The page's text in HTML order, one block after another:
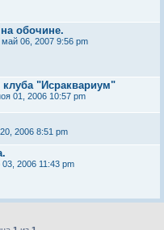
обочине.
май 06, 2007 9:56 pm
клуба "Исраквариум"
01, 2006 10:57 pm
2006 8:51 pm
2006 11:43 pm